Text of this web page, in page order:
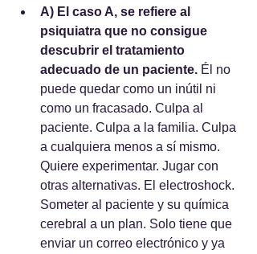
A) El caso A, se refiere al
psiquiatra que no consigue
descubrir el tratamiento
adecuado de un paciente. Él no
puede quedar como un inútil ni
como un fracasado. Culpa al
paciente. Culpa a la familia. Culpa
a cualquiera menos a sí mismo.
Quiere experimentar. Jugar con
otras alternativas. El electroshock.
Someter al paciente y su química
cerebral a un plan. Solo tiene que
enviar un correo electrónico y ya